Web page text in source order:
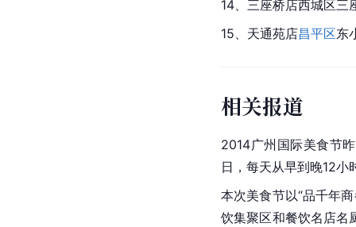
14、三座桥店西城区三
15、 天通苑店昌平区东
相关报道
2014广州国际美食节
日，每天从早到晚12小
本次美食节以“品千年
饮集聚区和餐饮名店名